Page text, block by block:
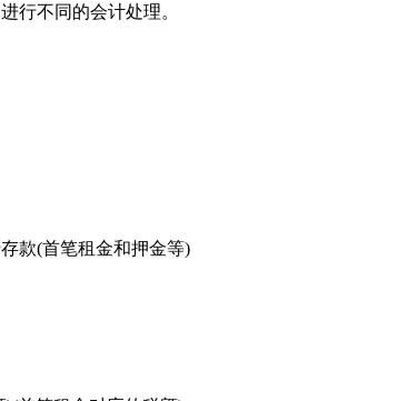
不同的会计处理。
(首笔租金和押金等)